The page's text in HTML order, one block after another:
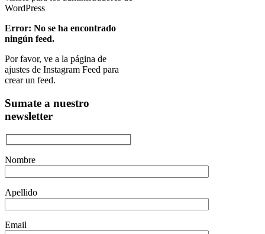
WordPress
Error: No se ha encontrado
ningún feed.
Por favor, ve a la página de
ajustes de Instagram Feed para
crear un feed.
Sumate a nuestro
newsletter
Nombre
Apellido
Email